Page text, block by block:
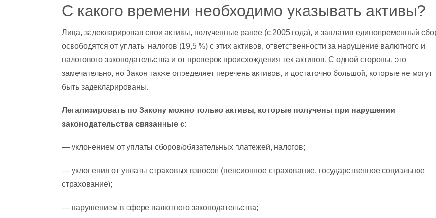
С какого времени необходимо указывать активы?
Лица, задекларировав свои активы, полученные ранее (с 2005 года), и заплатив единовременный
освободятся от уплаты налогов (19,5 %) с этих активов, ответственности за нарушение валютного и
налогового законодательства и от проверок происхождения тех активов. С одной стороны, это
замечательно, но Закон также определяет перечень активов, и достаточно большой, которые не могут
быть задекларированы.
Легализировать по Закону можно только активы, которые получены при нарушении
законодательства связанные с:
— уклонением от уплаты сборов/обязательных платежей, налогов;
— уклонения от уплаты страховых взносов (пенсионное страхование, государственное социальное
страхование);
— нарушением в сфере валютного законодательства;